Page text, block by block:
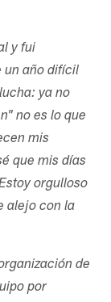
y fui
un año difícil
ya no
no es lo que
mis
que mis días
orgulloso
alejo con la
de
por